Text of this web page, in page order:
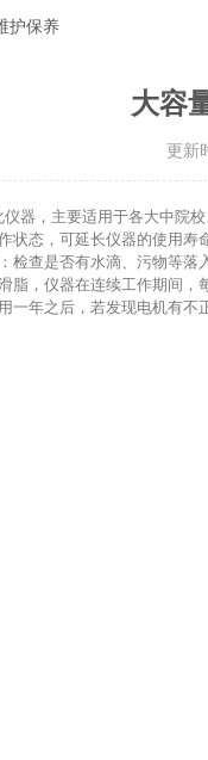
护保养
大容
更新
器，主要适用于各大中院
态，可延长仪器的使用寿命
是否有水滴、污物等落
仪器在连续工作期间，
年之后，若发现电机有不